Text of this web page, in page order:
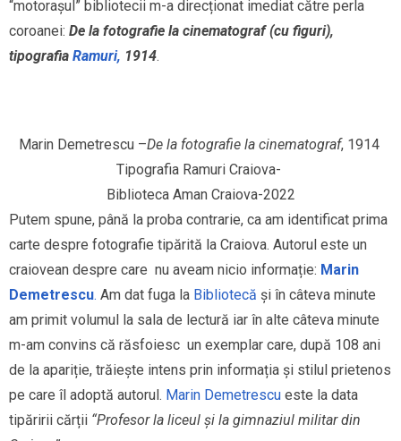
“motorașul” bibliotecii m-a direcționat imediat către perla
coroanei: De la fotografie la cinematograf (cu figuri),
tipografia Ramuri, 1914.
Marin Demetrescu –De la fotografie la cinematograf, 1914
Tipografia Ramuri Craiova-
Biblioteca Aman Craiova-2022
Putem spune, până la proba contrarie, ca am identificat prima
carte despre fotografie tipărită la Craiova. Autorul este un
craiovean despre care nu aveam nicio informație: Marin
Demetrescu. Am dat fuga la Bibliotecă și în câteva minute
am primit volumul la sala de lectură iar în alte câteva minute
m-am convins că răsfoiesc un exemplar care, după 108 ani
de la apariție, trăiește intens prin informația și stilul prietenos
pe care îl adoptă autorul. Marin Demetrescu este la data
tipăririi cărții “Profesor la liceul și la gimnaziul militar din